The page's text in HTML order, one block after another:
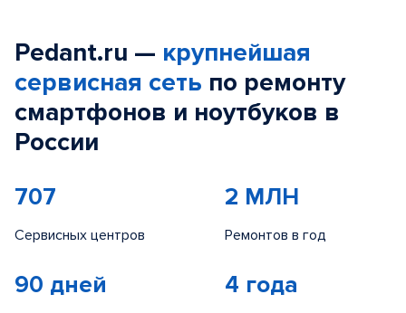
Pedant.ru — крупнейшая
сервисная сеть по ремонту
смартфонов и ноутбуков в
России
707
Сервисных центров
2 МЛН
Ремонтов в год
90 дней 4 года